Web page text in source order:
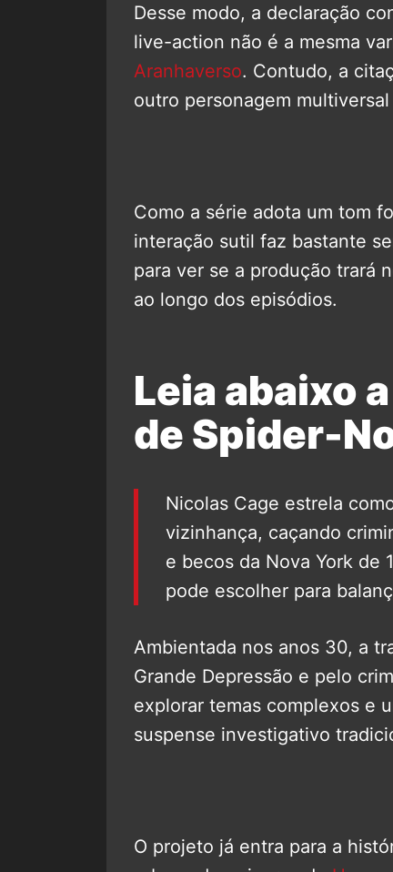
Desse modo, a declaração
live-action não é a mesma
Aranhaverso. Contudo, a
outro personagem
Como a série adota um tom
interação sutil faz bastante
para ver se a produção trará
ao longo dos episódios.
Leia abaixo
de Spider-
Nicolas Cage estrela
vizinhança, caçando
e becos da Nova York de
pode escolher para
Ambientada nos anos 30, a
Grande Depressão e pelo
explorar temas complexos e
suspense investigativo
O projeto já entra para a